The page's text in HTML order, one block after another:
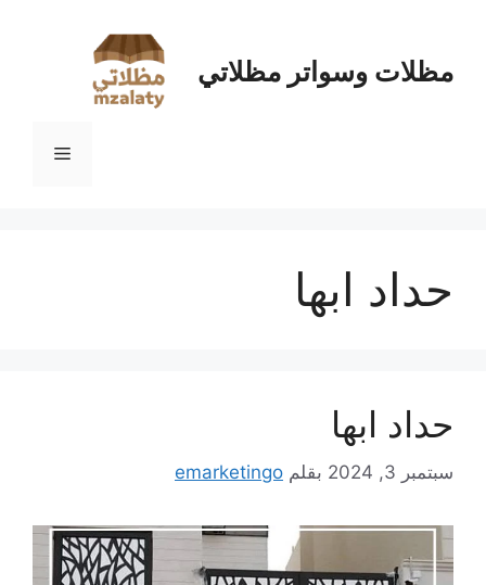
المحتوىمظلات وسواتر مظلاتي
القائمة
حداد ابها
حداد ابها
سبتمبر 3, 2024 بقلم emarketingo